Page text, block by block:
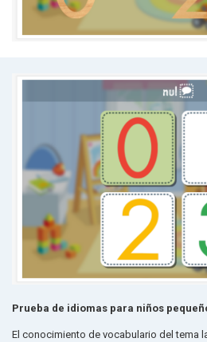
Prueba de idiomas para niños
El conocimiento de vocabulario del tema